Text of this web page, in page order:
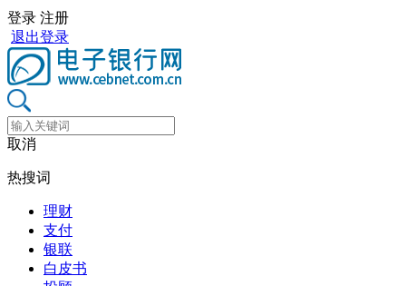
登录 注册
退出登录
取消
热搜词
理财
支付
银联
白皮书